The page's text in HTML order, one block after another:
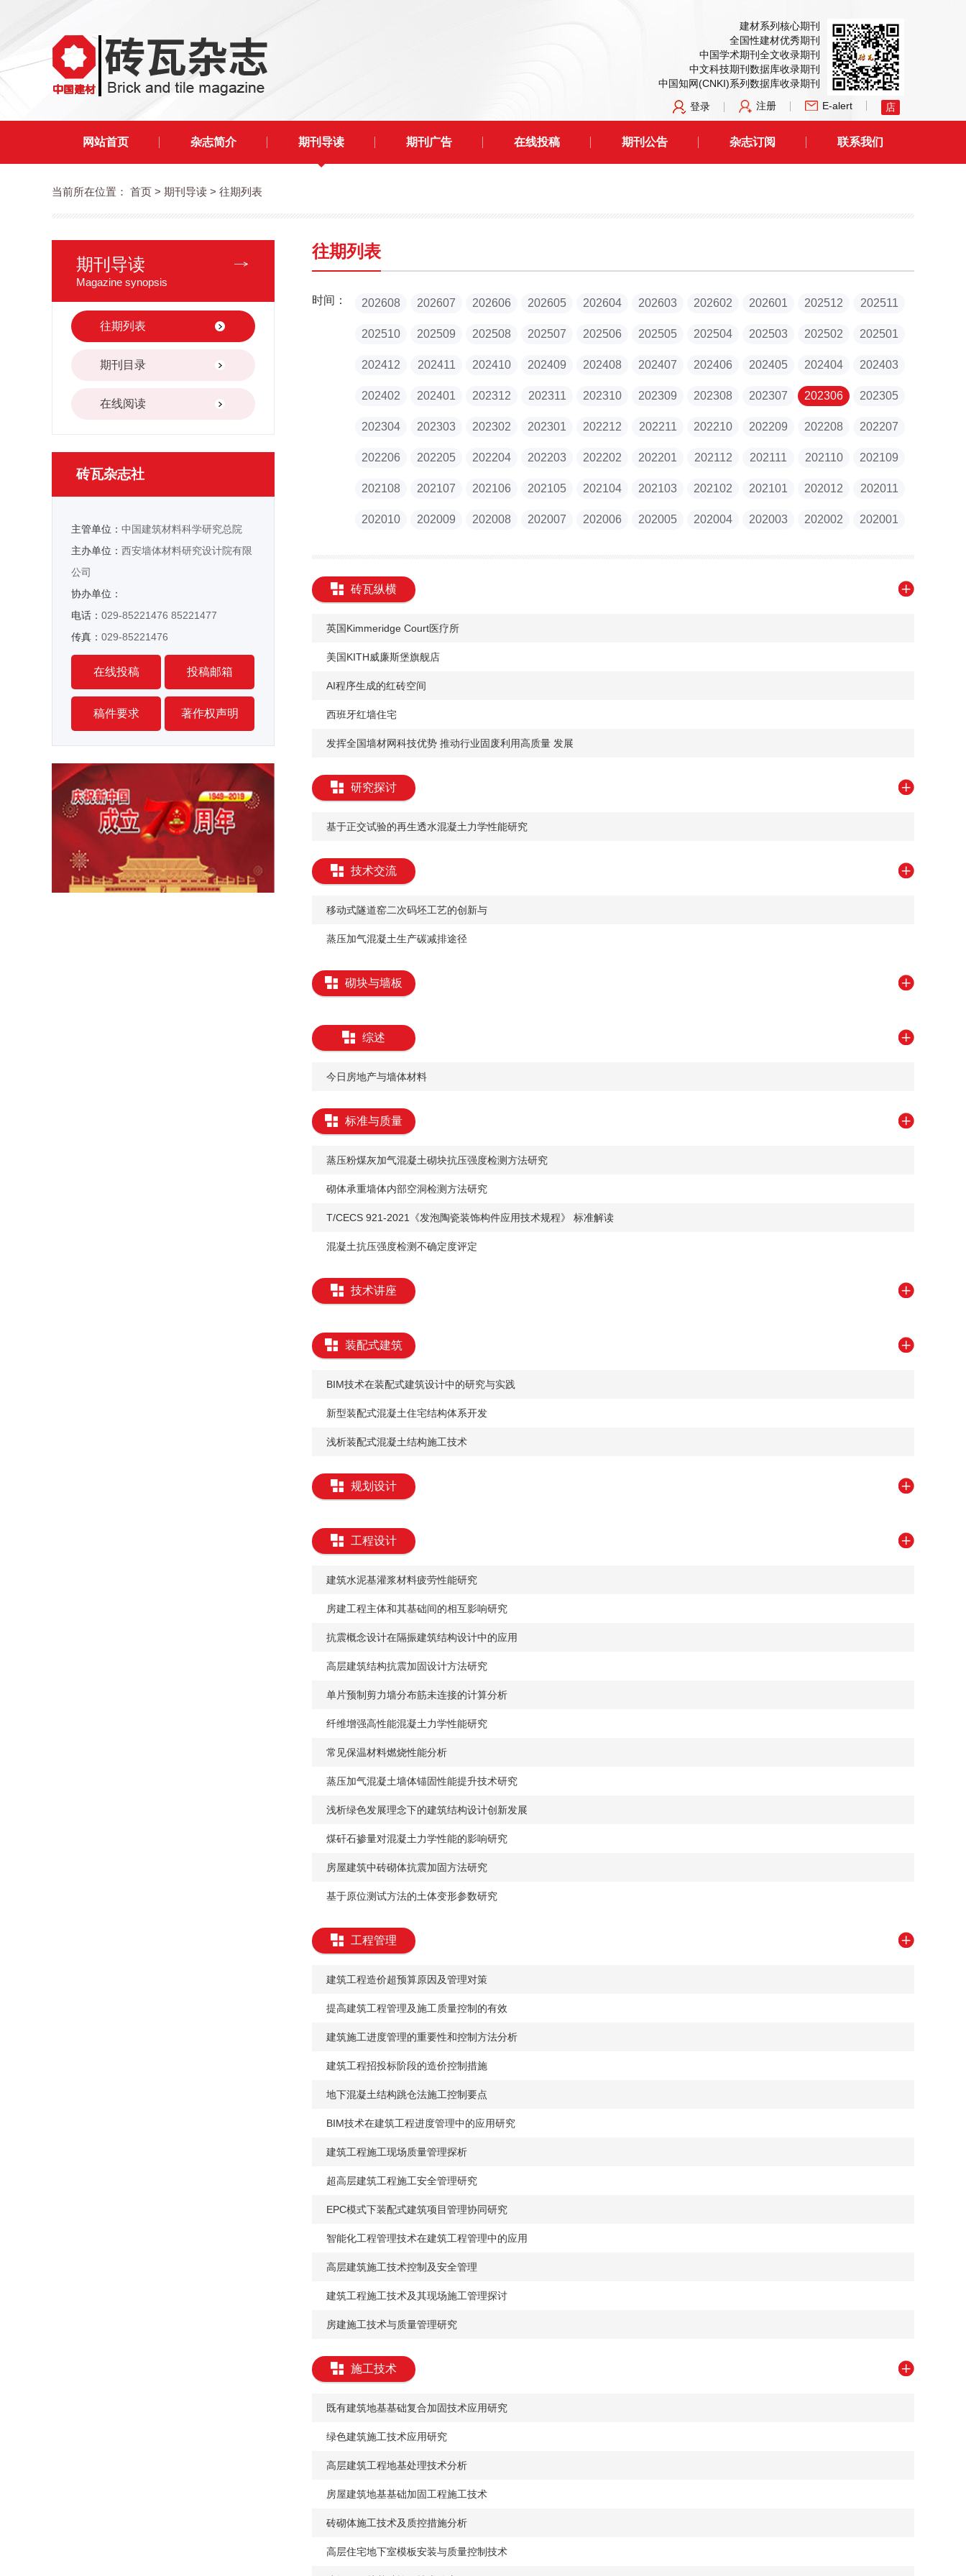
建材系列核心期刊
全国性建材优秀期刊
中国学术期刊全文收录期刊
中文科技期刊数据库收录期刊
中国知网(CNKI)系列数据库收录期刊
登录
注册 E-alert 店
网站首页 杂志简介 期刊导读 期刊广告 在线投稿 期刊公告 杂志订阅 联系我们
当前所在位置： 首页 > 期刊导读 > 往期列表
期刊导读
Magazine synopsis
往期列表
期刊目录
在线阅读
砖瓦杂志社
主管单位： 中国建筑材料科学研究总院
主办单位： 西安墙体材料研究设计院有限
公司
协办单位：
电话： 029-85221476 85221477
传真： 029-85221476
在线投稿 投稿邮箱
稿件要求 著作权声明
往期列表
时间： 202608 202607 202606 202605 202604 202603 202602 202601 202512 202511
202510 202509 202508 202507 202506 202505 202504 202503 202502 202501
202412 202411 202410 202409 202408 202407 202406 202405 202404 202403
202402 202401 202312 202311 202310 202309 202308 202307 202306 202305
202304 202303 202302 202301 202212 202211 202210 202209 202208 202207
202206 202205 202204 202203 202202 202201 202112 202111 202110 202109
202108 202107 202106 202105 202104 202103 202102 202101 202012 202011
202010 202009 202008 202007 202006 202005 202004 202003 202002 202001
砖瓦纵横
英国Kimmeridge Court医疗所
美国KITH威廉斯堡旗舰店
AI程序生成的红砖空间
西班牙红墙住宅
发挥全国墙材网科技优势 推动行业固废利用高质量 发展
研究探讨
基于正交试验的再生透水混凝土力学性能研究
技术交流
​移动式隧道窑二次码坯工艺的创新与
​蒸压加气混凝土生产碳减排途径
砌块与墙板
综述
​今日房地产与墙体材料
标准与质量
​蒸压粉煤灰加气混凝土砌块抗压强度检测方法研究
​砌体承重墙体内部空洞检测方法研究
​T/CECS 921-2021《发泡陶瓷装饰构件应用技术规程》 标准解读
​混凝土抗压强度检测不确定度评定
技术讲座
装配式建筑
​BIM技术在装配式建筑设计中的研究与实践
​新型装配式混凝土住宅结构体系开发
​浅析装配式混凝土结构施工技术
规划设计
工程设计
​建筑水泥基灌浆材料疲劳性能研究
房建工程主体和其基础间的相互影响研究
​抗震概念设计在隔振建筑结构设计中的应用
​高层建筑结构抗震加固设计方法研究
​单片预制剪力墙分布筋未连接的计算分析
​纤维增强高性能混凝土力学性能研究
​常见保温材料燃烧性能分析
​蒸压加气混凝土墙体锚固性能提升技术研究
​浅析绿色发展理念下的建筑结构设计创新发展
​煤矸石掺量对混凝土力学性能的影响研究
​房屋建筑中砖砌体抗震加固方法研究
​基于原位测试方法的土体变形参数研究
工程管理
​建筑工程造价超预算原因及管理对策
​提高建筑工程管理及施工质量控制的有效
​建筑施工进度管理的重要性和控制方法分析
​建筑工程招投标阶段的造价控制措施
​地下混凝土结构跳仓法施工控制要点
​BIM技术在建筑工程进度管理中的应用研究
​建筑工程施工现场质量管理探析
​超高层建筑工程施工安全管理研究
​EPC模式下装配式建筑项目管理协同研究
​智能化工程管理技术在建筑工程管理中的应用
​高层建筑施工技术控制及安全管理
​建筑工程施工技术及其现场施工管理探讨
​房建施工技术与质量管理研究
施工技术
既有建筑地基基础复合加固技术应用研究
绿色建筑施工技术应用研究
​高层建筑工程地基处理技术分析
​房屋建筑地基基础加固工程施工技术
​砖砌体施工技术及质控措施分析
​高层住宅地下室模板安装与质量控制技术